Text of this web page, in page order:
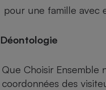
pour une famille avec
Déontologie
Que Choisir Ensemble
coordonnées des